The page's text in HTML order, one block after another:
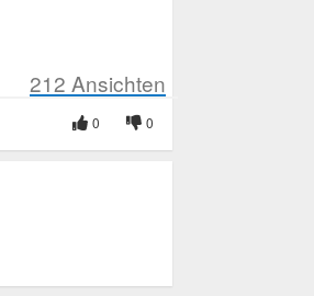
212 Ansichten
0
0